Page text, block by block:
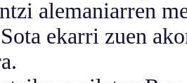
alemaniarren
ekarri zuen